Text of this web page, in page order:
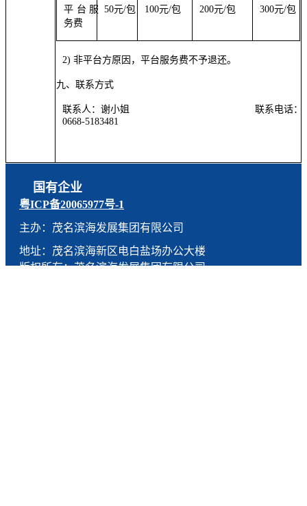
平台服
务费
50元/包 100元/包 200元/包 300元/包
2) 非平台方原因，平台服务费不予退还。
九、 联系方式
联系人：谢小姐
联系电话：
0668-5183481
国有企业
粤ICP备20065977号-1
主办：茂名滨海发展集团有限公司
地址：茂名滨海新区电白盐场办公大楼
版权所有：茂名滨海发展集团有限公司